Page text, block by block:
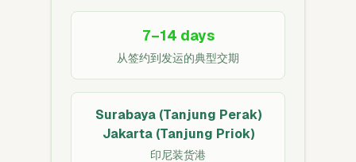
7–14 days
从签约到发运的典型交期
Surabaya (Tanjung Perak)
Jakarta (Tanjung Priok)
印尼装货港